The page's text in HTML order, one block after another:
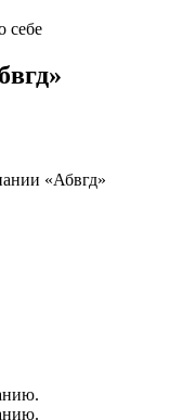
себе
«Абвгд»